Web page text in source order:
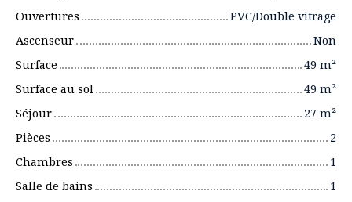
Ouvertures
PVC/Double vitrage
Ascenseur
Non
Surface
49 m²
Surface au sol
49 m²
Séjour
27 m²
Pièces
2
Chambres
1
Salle de bains
1